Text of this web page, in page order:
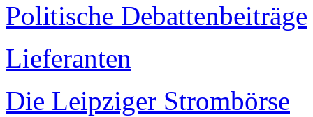
Politische Debattenbeiträge
Lieferanten
Die Leipziger Strombörse